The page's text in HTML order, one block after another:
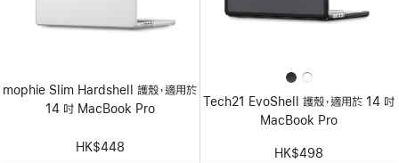
mophie Slim Hardshell 護殼，適用於
14 吋 MacBook Pro
HK$448
Tech21 EvoShell 護殼，適用於 14 吋
MacBook Pro
HK$498